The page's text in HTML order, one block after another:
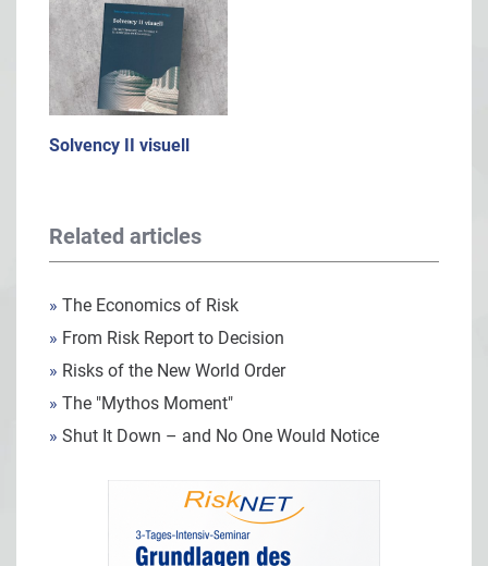
Solvency II visuell
Related articles
» The Economics of Risk
» From Risk Report to Decision
» Risks of the New World Order
» The "Mythos Moment"
» Shut It Down – and No One Would Notice